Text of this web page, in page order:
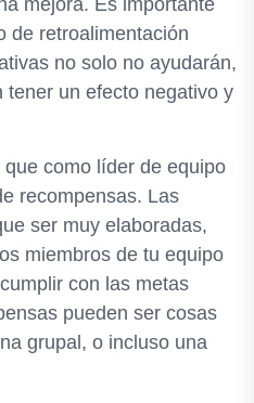
mejora. Es importante
de retroalimentación
no solo no ayudarán,
un efecto negativo y
como líder de equipo
recompensas. Las
ser muy elaboradas,
miembros de tu equipo
con las metas
pueden ser cosas
grupal, o incluso una